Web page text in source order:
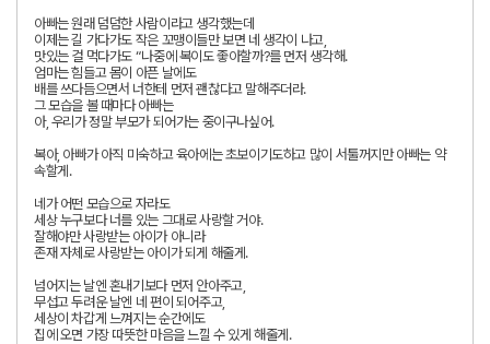
아빠는 원래 덤덤한 사람이라고 생각했는데
이제는 길 가다가도 작은 꼬맹이들만 보면 네 생각이 나고,
맛있는 걸 먹다가도 “나중에 복이도 좋아할까?를 먼저 생각해.
엄마는 힘들고 몸이 아픈 날에도
배를 쓰다듬으면서 너한테 먼저 괜찮다고 말해주더라.
그 모습을 볼 때마다 아빠는
아, 우리가 정말 부모가 되어가는 중이구나싶어.
복아, 아빠가 아직 미숙하고 육아에는 초보이기도하고 많이 서툴꺼지만 아빠는 약
속할게.
네가 어떤 모습으로 자라도
세상 누구보다 너를 있는 그대로 사랑할 거야.
잘해야만 사랑받는 아이가 아니라
존재 자체로 사랑받는 아이가 되게 해줄게.
넘어지는 날엔 혼내기보다 먼저 안아주고,
무섭고 두려운 날엔 네 편이 되어주고,
세상이 차갑게 느껴지는 순간에도
집에 오면 가장 따뜻한 마음을 느낄 수 있게 해줄게.